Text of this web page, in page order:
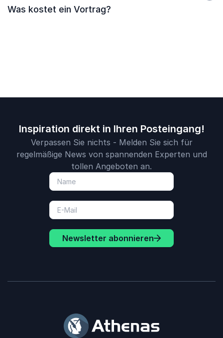
Was kostet ein Vortrag?
Inspiration direkt in Ihren Posteingang!
Verpassen Sie nichts - Melden Sie sich für
regelmäßige News von spannenden Experten und
tollen Angeboten an.
Newsletter abonnieren